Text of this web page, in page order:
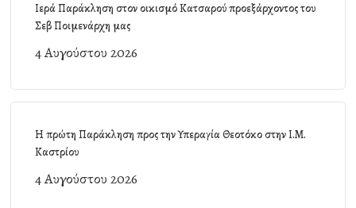
Ιερά Παράκληση στον οικισμό Κατσαρού προεξάρχοντος του
Σεβ Ποιμενάρχη μας
4 Αυγούστου 2026
Η πρώτη Παράκληση προς την Υπεραγία Θεοτόκο στην Ι.Μ.
Καστρίου
4 Αυγούστου 2026